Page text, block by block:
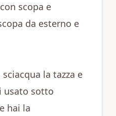
scopa e
da esterno e
la tazza e
usato sotto
hai la